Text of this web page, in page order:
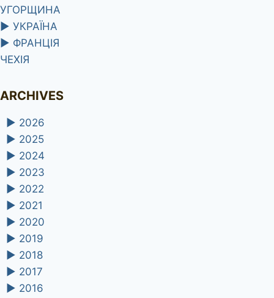
УГОРЩИНА
► УКРАЇНА
► ФРАНЦІЯ
ЧЕХІЯ
ARCHIVES
► 2026
► 2025
► 2024
► 2023
► 2022
► 2021
► 2020
► 2019
► 2018
► 2017
► 2016